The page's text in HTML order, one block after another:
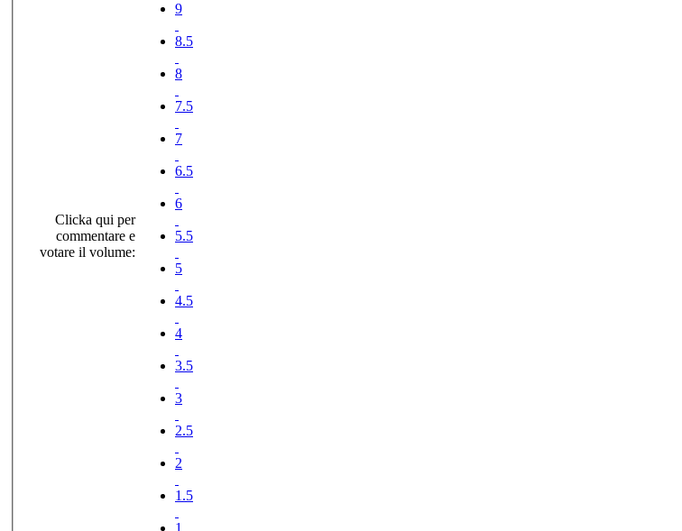
Clicka qui per
commentare e
votare il volume:
9
8.5
8
7.5
7
6.5
6
5.5
5
4.5
4
3.5
3
2.5
2
1.5